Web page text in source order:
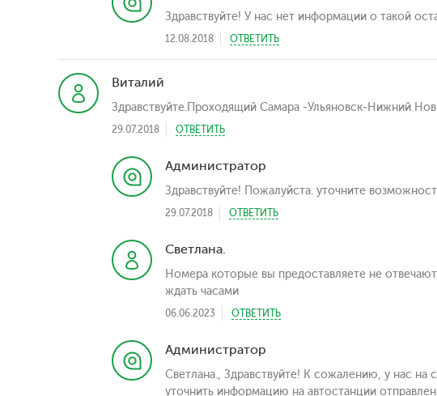
Здравствуйте! У нас нет информации о такой
12.08.2018 ОТВЕТИТЬ
Виталий
Здравствуйте.Проходящий Самара -Ульяновск-Нижний
29.07.2018 ОТВЕТИТЬ
Администратор
Здравствуйте! Пожалуйста. уточните
29.07.2018 ОТВЕТИТЬ
Светлана.
Номера которые вы предоставляете не
ждать часами
06.06.2023 ОТВЕТИТЬ
Администратор
Светлана., Здравствуйте! К сожалению, у нас
уточнить информацию на автостанции